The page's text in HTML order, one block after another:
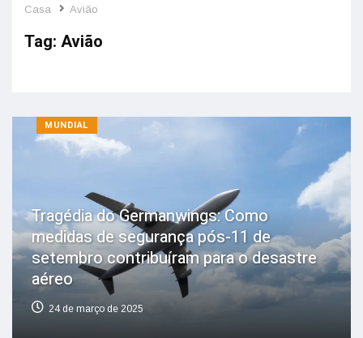
Casa Avião
Tag: Avião
MUNDIAL
Tragédia do Germanwings: Como
medidas de segurança pós-11 de
setembro contribuíram para o desastre
aéreo
24 de março de 2025